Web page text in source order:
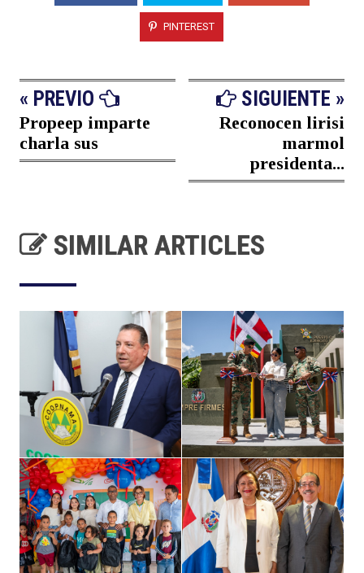
PINTEREST
« PREVIO
Propeep imparte
charla sus
SIGUIENTE »
Reconocen lirisi
marmol
presidenta...
SIMILAR ARTICLES